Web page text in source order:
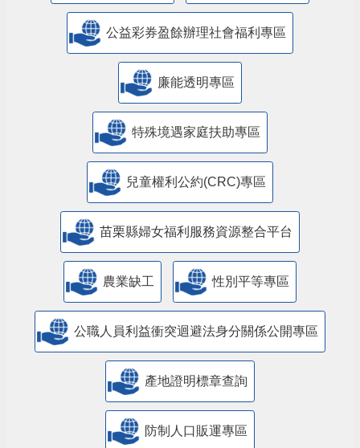
公益彩券盈餘辦理社會福利專區
廉能透明專區
特殊境遇家庭扶助專區
兒童權利公約(CRC)專區
苗栗縣婦女福利服務資源整合平台
農業缺工 性別平等專區
公職人員利益衝突迴避法身分關係公開專區
產地證明標章查詢
防制人口販運專區